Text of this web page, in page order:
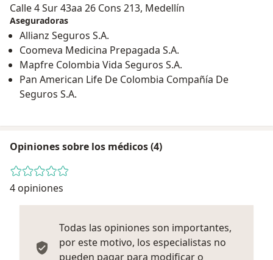
Calle 4 Sur 43aa 26 Cons 213, Medellín
Aseguradoras
Allianz Seguros S.A.
Coomeva Medicina Prepagada S.A.
Mapfre Colombia Vida Seguros S.A.
Pan American Life De Colombia Compañía De
Seguros S.A.
Opiniones sobre los médicos (4)
4 opiniones
Todas las opiniones son importantes,
por este motivo, los especialistas no
pueden pagar para modificar o